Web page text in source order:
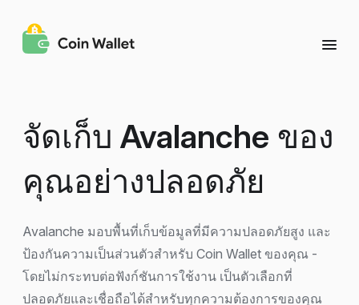
จัดเก็บ Avalanche ของ
คุณอย่างปลอดภัย
Avalanche มอบพื้นที่เก็บข้อมูลที่มีความปลอดภัยสูง และ
ป้องกันความเป็นส่วนตัวสำหรับ Coin Wallet ของคุณ -
โดยไม่กระทบต่อฟังก์ชันการใช้งาน เป็นตัวเลือกที่
ปลอดภัยและเชื่อถือได้สำหรับทุกความต้องการของคุณ